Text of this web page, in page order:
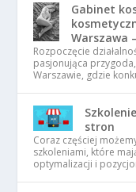
Gabinet
Warszawa
Rozpoczęcie
pasjonująca
Warszawie, gdzie
stron
Coraz częściej
szkoleniami, które
optymalizacji i